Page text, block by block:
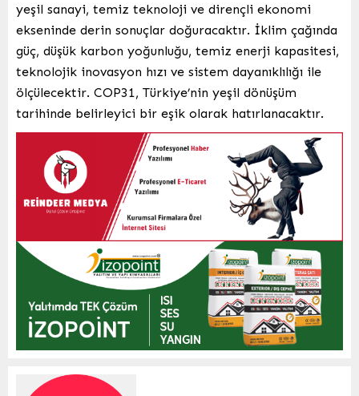
yeşil sanayi, temiz teknoloji ve dirençli ekonomi
ekseninde derin sonuçlar doğuracaktır. İklim çağında
güç, düşük karbon yoğunluğu, temiz enerji kapasitesi,
teknolojik inovasyon hızı ve sistem dayanıklılığı ile
ölçülecektir. COP31, Türkiye’nin yeşil dönüşüm
tarihinde belirleyici bir eşik olarak hatırlanacaktır.